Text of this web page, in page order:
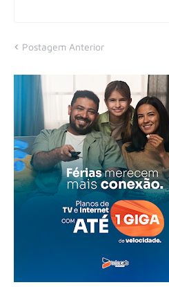
Postagem Anterior